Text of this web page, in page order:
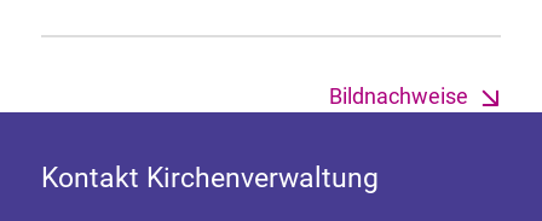
Bildnachweise
Kontakt Kirchenverwaltung